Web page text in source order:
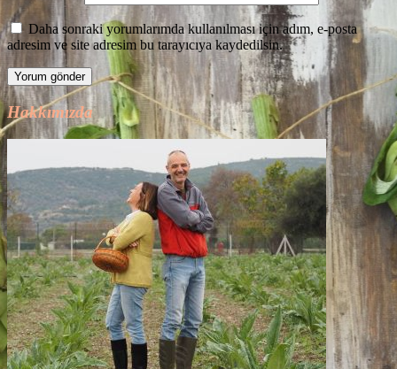
Daha sonraki yorumlarımda kullanılması için adım, e-posta
adresim ve site adresim bu tarayıcıya kaydedilsin.
Hakkımızda